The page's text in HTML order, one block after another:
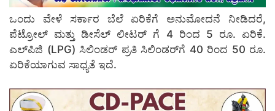
ಒಂದು ವೇಳೆ ಸರ್ಕಾರ ಬೆಲೆ ಏರಿಕೆಗೆ ಅನುಮೋದನೆ ನೀಡಿದರೆ,
ಪೆಟ್ರೋಲ್ ಮತ್ತು ಡೀಸೆಲ್ ಲೀಟರ್‌ ಗೆ 4 ರಿಂದ 5 ರೂ. ಏರಿಕೆ.
ಎಲ್‌ಪಿಜಿ (LPG) ಸಿಲಿಂಡರ್ ಪ್ರತಿ ಸಿಲಿಂಡರ್‌ಗೆ 40 ರಿಂದ 50 ರೂ.
ಏರಿಕೆಯಾಗುವ ಸಾಧ್ಯತೆ ಇದೆ.